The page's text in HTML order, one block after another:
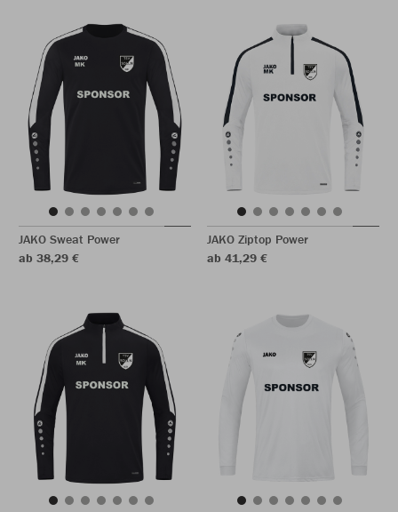
JAKO Sweat Power
ab 38,29 €
JAKO Ziptop Power
ab 41,29 €